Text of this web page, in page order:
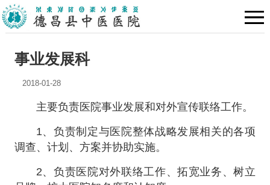
事业发展科
2018-01-28
主要负责医院事业发展和对外宣传联络工作。
1、负责制定与医院整体战略发展相关的各项
调查、计划、方案并协助实施。
2、负责医院对外联络工作、拓宽业务、树立